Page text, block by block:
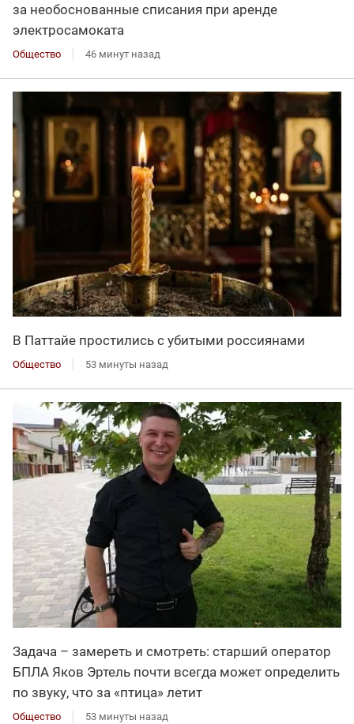
за необоснованные списания при аренде
электросамоката
Общество 46 минут назад
В Паттайе простились с убитыми россиянами
Общество 53 минуты назад
Задача – замереть и смотреть: старший оператор
БПЛА Яков Эртель почти всегда может определить
по звуку, что за «птица» летит
Общество 53 минуты назад